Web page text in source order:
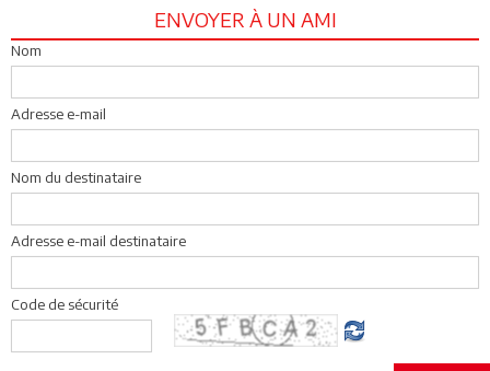
ENVOYER À UN AMI
Nom
Adresse e-mail
Nom du destinataire
Adresse e-mail destinataire
Code de sécurité